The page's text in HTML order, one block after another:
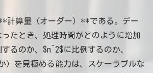
計算量（オーダー）**である。デー
たとき、処理時間がどのように増加
るのか、$n^2$に比例するのか、
）を見極める能力は、スケーラブルな